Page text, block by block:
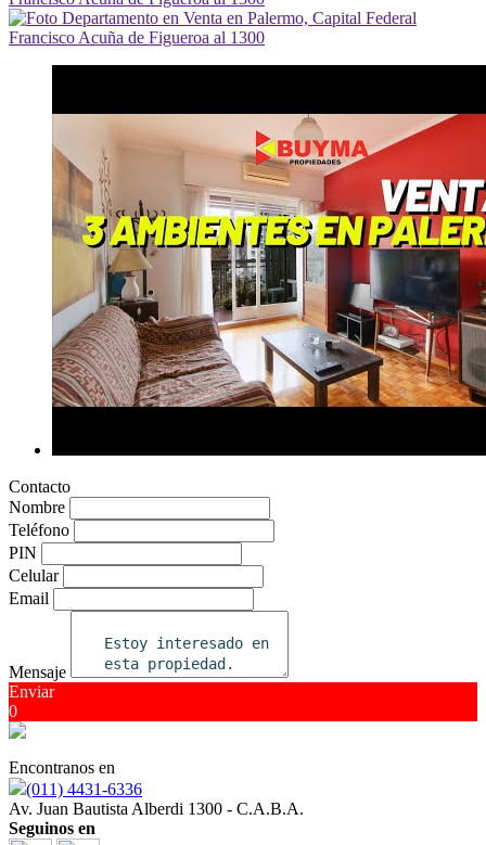
Contacto
Nombre
Teléfono
PIN
Celular
Email
Mensaje
Enviar
0
Encontranos en
(011) 4431-6336
Av. Juan Bautista Alberdi 1300 - C.A.B.A.
Seguinos en